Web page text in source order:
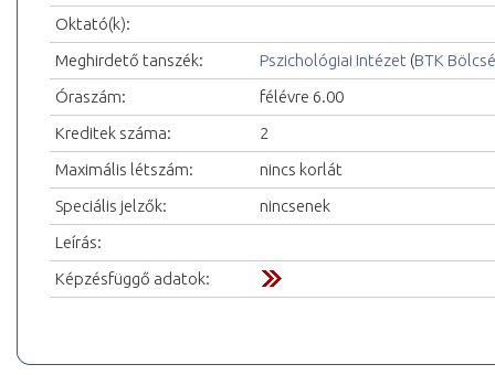
Oktató(k):
Meghirdető tanszék:
Pszichológiai Intézet (BTK
Óraszám:
félévre 6.00
Kreditek száma:
2
Maximális létszám:
nincs korlát
Speciális jelzők:
nincsenek
Leírás:
Képzésfüggő adatok: